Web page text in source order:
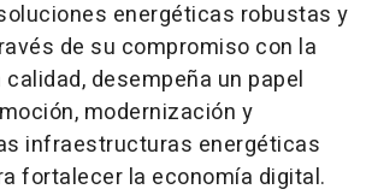
energéticas robustas y
de su compromiso con la
desempeña un papel
modernización y
infraestructuras energéticas
fortalecer la economía digital.